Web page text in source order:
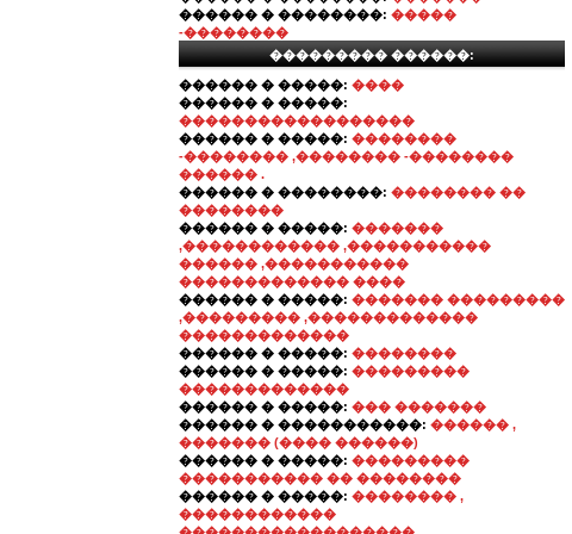
������ � ��������: �����
-��������
��������� ������:
������ � �����: ����
������ � �����:
������������������
������ � �����: ��������
-�������� ,�������� -��������
������ .
������ � ��������: �������� ��
��������
������ � �����: �������
,������������ ,�����������
������ ,�����������
������������� ����
������ � �����: ������� ���������
,��������� ,�������������
�������������
������ � �����: ��������
������ � �����: ���������
�������������
������ � �����: ��� �������
������ � �����������: ������ ,
������� (���� ������)
������ � �����: ���������
����������� �� ��������
������ � �����: �������� ,
������������